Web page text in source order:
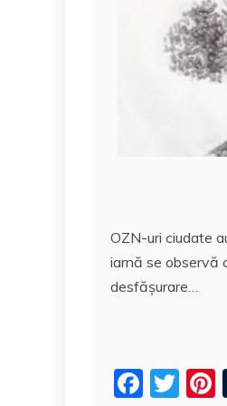
OZN-uri ciudate
iarnă se observă
desfăşurare…
F
T